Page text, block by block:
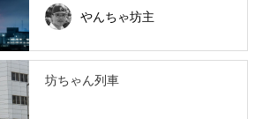
やんちゃ坊主
坊ちゃん列車